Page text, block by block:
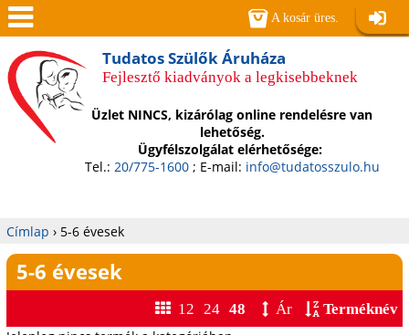
Jump to navigation
Tudatos Szülők Áruháza
Fejlesztő kiadványok a legkisebbeknek
Üzlet NINCS, kizárólag online rendelésre van
lehetőség.
Ügyfélszolgálat elérhetősége:
Tel.: 20/775-1600; E-mail: info@tudatosszulo.hu
Jelenlegi
hely
Címlap › 5-6 évesek
5-6 évesek
12 24 48 Ár
Terméknév
A kosár üres.
Men
ü